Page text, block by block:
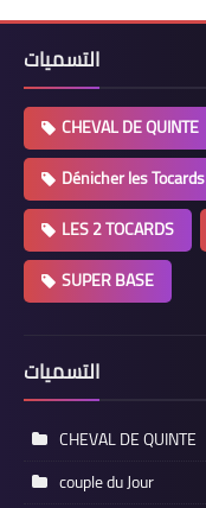
التسميات
CHEVAL DE QUINTE
Dénicher les Tocards
LES 2 TOCARDS
SUPER BASE
التسميات
CHEVAL DE QUINTE
couple du Jour